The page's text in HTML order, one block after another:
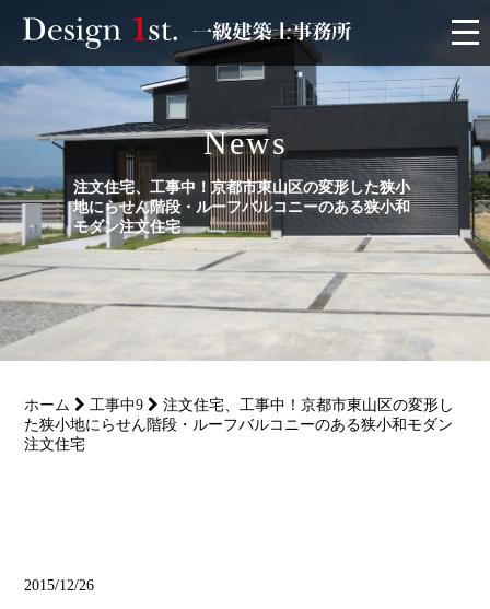
モニター
施工実績・施工事例
リフォーム
サービス
News
注文住宅、工事中！京都市東山区の変形した狭小
地にらせん階段・ルーフバルコニーのある狭小和
モダン注文住宅
ホーム 工事中9
注文住宅、工事中！京都市東山区の変形し
た狭小地にらせん階段・ルーフバルコニーのある狭小和モダン
注文住宅
2015/12/26